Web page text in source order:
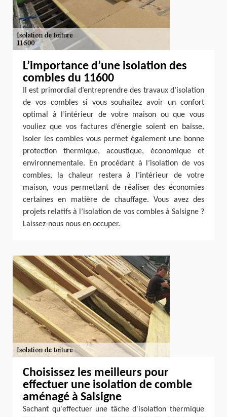
L’importance d’une isolation des
combles du 11600
Il est primordial d’entreprendre des travaux d’isolation
de vos combles si vous souhaitez avoir un confort
optimal à l’intérieur de votre maison ou que vous
vouliez que vos factures d’énergie soient en baisse.
Isoler les combles vous permet également une bonne
protection thermique, acoustique, économique et
environnementale. En procédant à l’isolation de vos
combles, la chaleur restera à l’intérieur de votre
maison, vous permettant de réaliser des économies
certaines en matière de chauffage. Vous avez des
projets relatifs à l’isolation de vos combles à Salsigne ?
Laissez-nous nous en occuper.
Choisissez les meilleurs pour
effectuer une isolation de comble
aménagé à Salsigne
Sachant qu'effectuer une tâche d'isolation thermique